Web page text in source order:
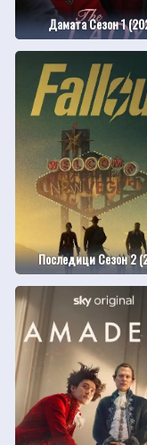
Дамата Сезон 1
Последици Сезон 2